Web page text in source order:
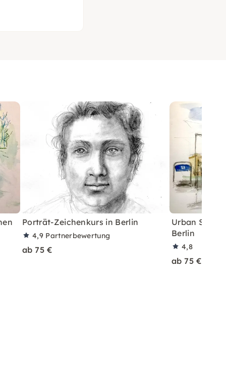
Porträt-Zeichenkurs in Berlin
4,9 Partnerbewertung
ab 75 €
Urban
Berlin
4,8
ab 75 €